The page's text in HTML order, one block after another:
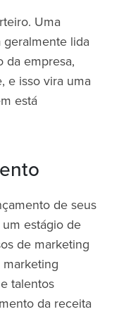
Uma
lida
da empresa,
e isso vira uma
está
de seus
estágio de
de marketing
marketing
talentos
da receita